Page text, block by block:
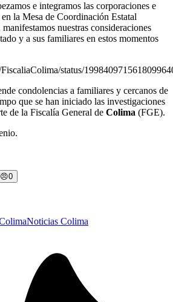
e integramos las corporaciones e
la Mesa de Coordinación Estatal
nuestras consideraciones
y a sus familiares en estos momentos
status/
condolencias a familiares y cercanos de
que se han iniciado las investigaciones
de la Fiscalía General de Colima (FGE).
😠0
Noticias Colima